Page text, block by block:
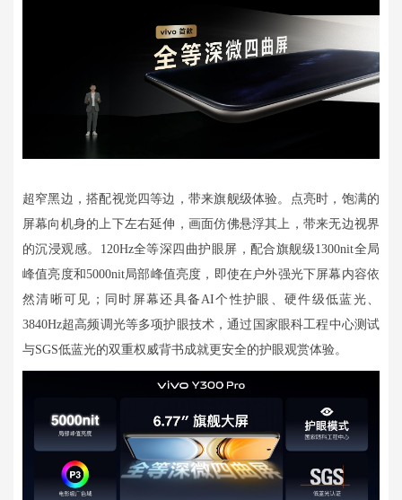
超窄黑边，搭配视觉四等边，带来旗舰级体验。点亮时，饱满的
屏幕向机身的上下左右延伸，画面仿佛悬浮其上，带来无边视界
的沉浸观感。120Hz全等深四曲护眼屏，配合旗舰级1300nit全局
峰值亮度和5000nit局部峰值亮度，即使在户外强光下屏幕内容依
然清晰可见；同时屏幕还具备AI个性护眼、硬件级低蓝光、
3840Hz超高频调光等多项护眼技术，通过国家眼科工程中心测试
与SGS低蓝光的双重权威背书成就更安全的护眼观赏体验。